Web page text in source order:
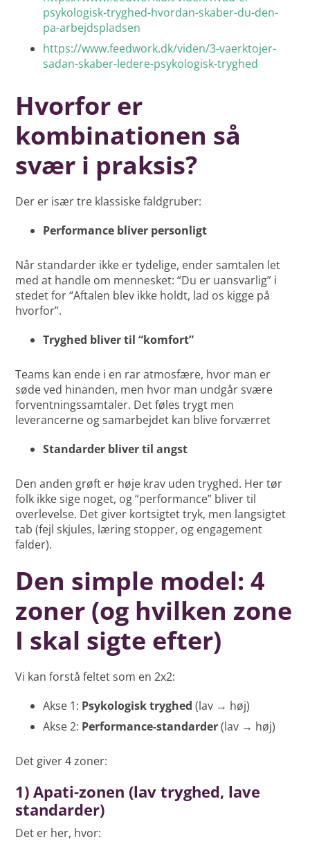
psykologisk-tryghed-hvordan-skaber-du-den-
pa-arbejdspladsen
https://www.feedwork.dk/viden/3-vaerktojer-
sadan-skaber-ledere-psykologisk-tryghed
Hvorfor er
kombinationen så
svær i praksis?
Der er især tre klassiske faldgruber:
Performance bliver personligt
Når standarder ikke er tydelige, ender samtalen let
med at handle om mennesket: “Du er uansvarlig” i
stedet for “Aftalen blev ikke holdt, lad os kigge på
hvorfor”.
Tryghed bliver til “komfort”
Teams kan ende i en rar atmosfære, hvor man er
søde ved hinanden, men hvor man undgår svære
forventningssamtaler. Det føles trygt men
leverancerne og samarbejdet kan blive forværret
Standarder bliver til angst
Den anden grøft er høje krav uden tryghed. Her tør
folk ikke sige noget, og “performance” bliver til
overlevelse. Det giver kortsigtet tryk, men langsigtet
tab (fejl skjules, læring stopper, og engagement
falder).
Den simple model: 4
zoner (og hvilken zone
I skal sigte efter)
Vi kan forstå feltet som en 2x2:
Akse 1: Psykologisk tryghed (lav → høj)
Akse 2: Performance-standarder(lav → høj)
Det giver 4 zoner:
1) Apati-zonen (lav tryghed, lave
standarder)
Det er her, hvor: